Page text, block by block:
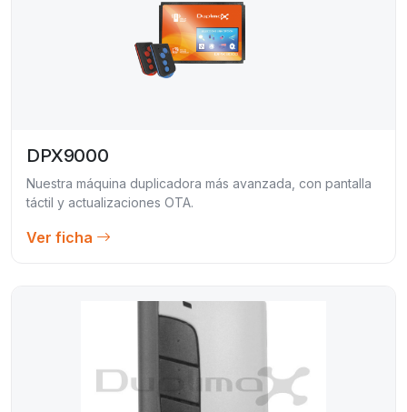
DPX9000
Nuestra máquina duplicadora más avanzada, con pantalla
táctil y actualizaciones OTA.
Ver ficha